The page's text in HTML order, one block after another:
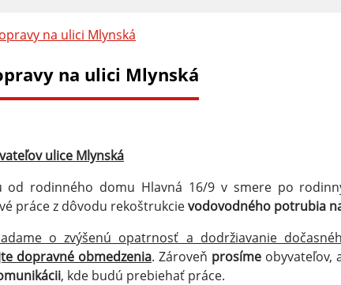
na ulici Mlynská
na ulici Mlynská
ulice Mlynská
rodinného domu Hlavná 16/9 v smere po
práce z dôvodu rekoštrukcievodovodného potrubia
o zvýšenú opatrnosť a dodržiavanie
dopravné obmedzenia. Zároveň prosíme obyvateľov,
, kde budú prebiehať práce.